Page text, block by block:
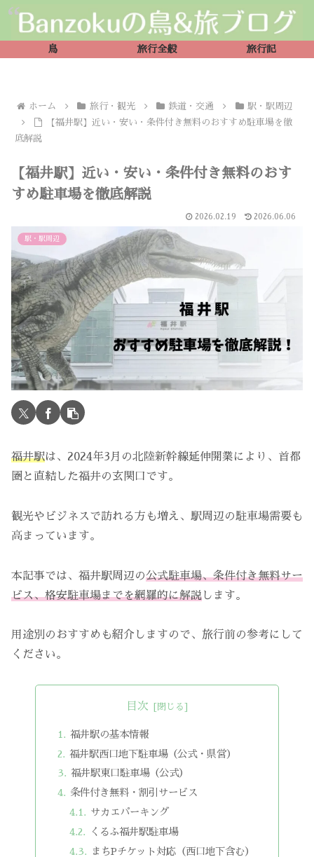
鳥 旅行全般 旅行記
ホーム 旅行・観光 鉄道・交通
駅・駅周辺
【福井駅】近い・安い・条件付き無料のおすすめ駐車場を徹
底解説
【福井駅】近い・安い・条件付き無料のおす
すめ駐車場を徹底解説
2026.02.19 2026.06.06
駅・駅周辺
福井駅は、2024年3月の北陸新幹線延伸開業により、首都
圏と直結した福井の玄関口です。
観光やビジネスで訪れる方も増え、駅周辺の駐車場需要も
高まっています。
本記事では、福井駅周辺の公式駐車場、条件付き無料サー
ビス、格安駐車場までを網羅的に解説します。
用途別のおすすめも紹介しますので、旅行前の参考にして
ください。
目次
福井駅の基本情報
福井駅西口地下駐車場（公式・県営）
福井駅東口駐車場（公式）
条件付き無料・割引サービス
サカエパーキング
くるふ福井駅駐車場
まちPチケット対応（西口地下含む）